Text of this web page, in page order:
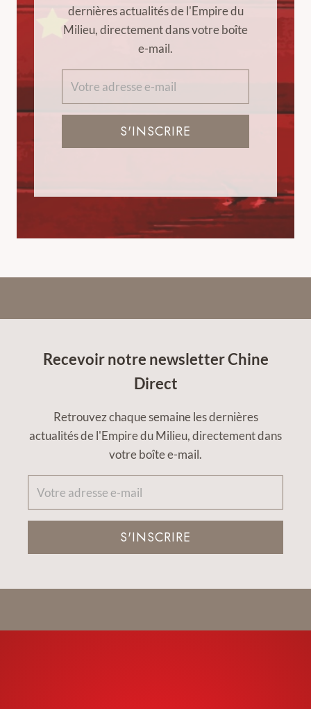
dernières actualités de l'Empire du
Milieu, directement dans votre boîte
e-mail.
S'INSCRIRE
Recevoir notre newsletter Chine
Direct
Retrouvez chaque semaine les dernières
actualités de l'Empire du Milieu, directement dans
votre boîte e-mail.
S'INSCRIRE